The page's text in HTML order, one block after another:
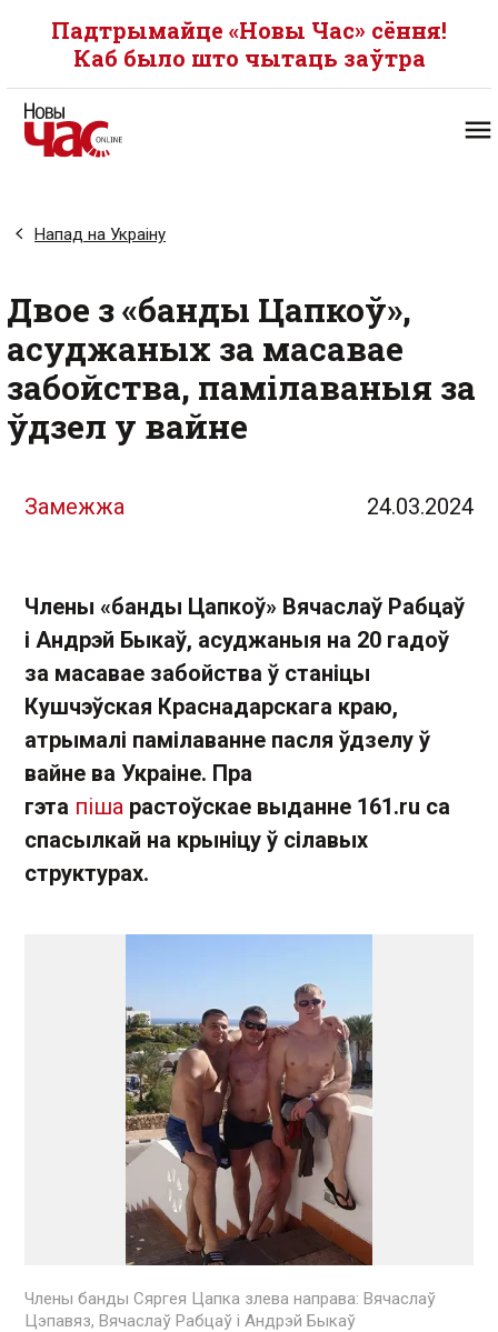
Падтрымайце «Новы Час» сёння!
Каб было што чытаць заўтра
Напад на Украіну
Двое з «банды Цапкоў»,
асуджаных за масавае
забойства, памілаваныя за
ўдзел у вайне
Замежжа 24.03.2024
Члены «банды Цапкоў» Вячаслаў Рабцаў
і Андрэй Быкаў, асуджаныя на 20 гадоў
за масавае забойства ў станіцы
Кушчэўская Краснадарскага краю,
атрымалі памілаванне пасля ўдзелу ў
вайне ва Украіне. Пра
гэта піша растоўскае выданне 161.ru са
спасылкай на крыніцу ў сілавых
структурах.
Члены банды Сяргея Цапка злева направа: Вячаслаў
Цэпавяз, Вячаслаў Рабцаў і Андрэй Быкаў